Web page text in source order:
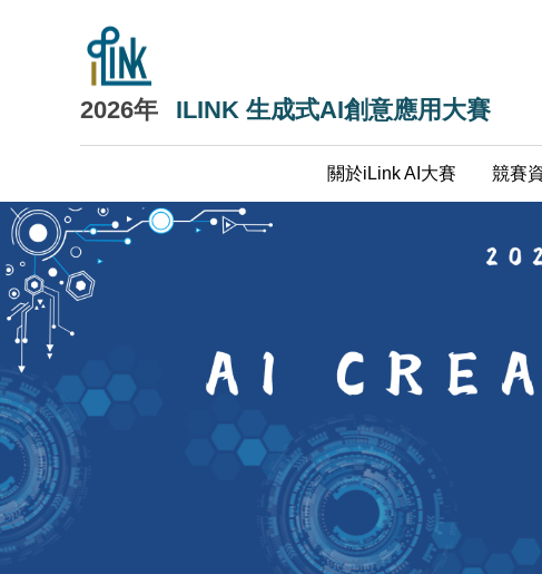
2026年 ILINK 生成式AI創意應用大賽
關於iLink AI大賽 競賽